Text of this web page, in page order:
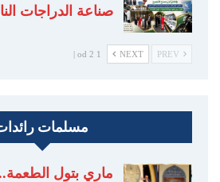
صناعة الدراجات
NEXT
1 od 2 |
مسلمات
ماري بتول